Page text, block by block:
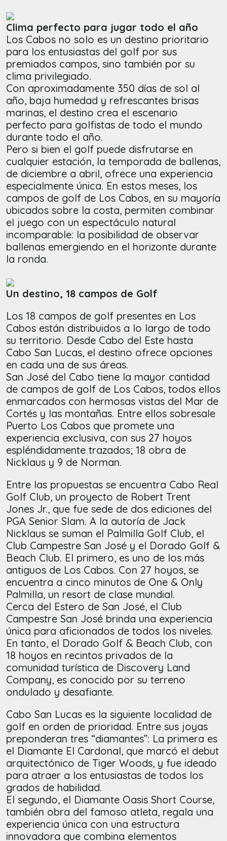
Clima perfecto para jugar todo el año
Los Cabos no solo es un destino prioritario
para los entusiastas del golf por sus
premiados campos, sino también por su
clima privilegiado.
Con aproximadamente 350 días de sol al
año, baja humedad y refrescantes brisas
marinas, el destino crea el escenario
perfecto para golfistas de todo el mundo
durante todo el año.
Pero si bien el golf puede disfrutarse en
cualquier estación, la temporada de ballenas,
de diciembre a abril, ofrece una experiencia
especialmente única. En estos meses, los
campos de golf de Los Cabos, en su mayoría
ubicados sobre la costa, permiten combinar
el juego con un espectáculo natural
incomparable: la posibilidad de observar
ballenas emergiendo en el horizonte durante
la ronda.
Un destino, 18 campos de Golf
Los 18 campos de golf presentes en Los
Cabos están distribuidos a lo largo de todo
su territorio. Desde Cabo del Este hasta
Cabo San Lucas, el destino ofrece opciones
en cada una de sus áreas.
San José del Cabo tiene la mayor cantidad
de campos de golf de Los Cabos, todos ellos
enmarcados con hermosas vistas del Mar de
Cortés y las montañas. Entre ellos sobresale
Puerto Los Cabos que promete una
experiencia exclusiva, con sus 27 hoyos
espléndidamente trazados; 18 obra de
Nicklaus y 9 de Norman.
Entre las propuestas se encuentra Cabo Real
Golf Club, un proyecto de Robert Trent
Jones Jr., que fue sede de dos ediciones del
PGA Senior Slam. A la autoría de Jack
Nicklaus se suman el Palmilla Golf Club, el
Club Campestre San José y el Dorado Golf &
Beach Club. El primero, es uno de los más
antiguos de Los Cabos. Con 27 hoyos, se
encuentra a cinco minutos de One & Only
Palmilla, un resort de clase mundial.
Cerca del Estero de San José, el Club
Campestre San José brinda una experiencia
única para aficionados de todos los niveles.
En tanto, el Dorado Golf & Beach Club, con
18 hoyos en recintos privados de la
comunidad turística de Discovery Land
Company, es conocido por su terreno
ondulado y desafiante.
Cabo San Lucas es la siguiente localidad de
golf en orden de prioridad. Entre sus joyas
preponderan tres “diamantes”: La primera es
el Diamante El Cardonal, que marcó el debut
arquitectónico de Tiger Woods, y fue ideado
para atraer a los entusiastas de todos los
grados de habilidad.
El segundo, el Diamante Oasis Short Course,
también obra del famoso atleta, regala una
experiencia única con una estructura
innovadora que combina elementos